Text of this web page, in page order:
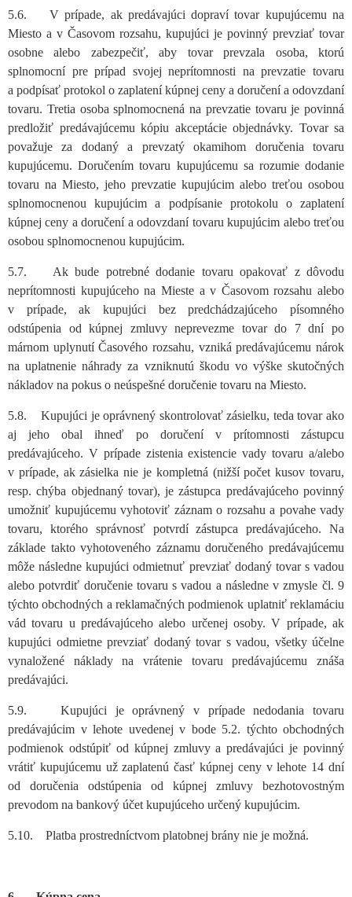
5.6. V prípade, ak predávajúci dopraví tovar kupujúcemu na
Miesto a v Časovom rozsahu, kupujúci je povinný prevziať tovar
osobne alebo zabezpečiť, aby tovar prevzala osoba, ktorú
splnomocní pre prípad svojej neprítomnosti na prevzatie tovaru
a podpísať protokol o zaplatení kúpnej ceny a doručení a odovzdaní
tovaru. Tretia osoba splnomocnená na prevzatie tovaru je povinná
predložiť predávajúcemu kópiu akceptácie objednávky. Tovar sa
považuje za dodaný a prevzatý okamihom doručenia tovaru
kupujúcemu. Doručením tovaru kupujúcemu sa rozumie dodanie
tovaru na Miesto, jeho prevzatie kupujúcim alebo treťou osobou
splnomocnenou kupujúcim a podpísanie protokolu o zaplatení
kúpnej ceny a doručení a odovzdaní tovaru kupujúcim alebo treťou
osobou splnomocnenou kupujúcim.
5.7. Ak bude potrebné dodanie tovaru opakovať z dôvodu
neprítomnosti kupujúceho na Mieste a v Časovom rozsahu alebo
v prípade, ak kupujúci bez predchádzajúceho písomného
odstúpenia od kúpnej zmluvy neprevezme tovar do 7 dní po
márnom uplynutí Časového rozsahu, vzniká predávajúcemu nárok
na uplatnenie náhrady za vzniknutú škodu vo výške skutočných
nákladov na pokus o neúspešné doručenie tovaru na Miesto.
5.8. Kupujúci je oprávnený skontrolovať zásielku, teda tovar ako
aj jeho obal ihneď po doručení v prítomnosti zástupcu
predávajúceho. V prípade zistenia existencie vady tovaru a/alebo
v prípade, ak zásielka nie je kompletná (nižší počet kusov tovaru,
resp. chýba objednaný tovar), je zástupca predávajúceho povinný
umožniť kupujúcemu vyhotoviť záznam o rozsahu a povahe vady
tovaru, ktorého správnosť potvrdí zástupca predávajúceho. Na
základe takto vyhotoveného záznamu doručeného predávajúcemu
môže následne kupujúci odmietnuť prevziať dodaný tovar s vadou
alebo potvrdiť doručenie tovaru s vadou a následne v zmysle čl. 9
týchto obchodných a reklamačných podmienok uplatniť reklamáciu
vád tovaru u predávajúceho alebo určenej osoby. V prípade, ak
kupujúci odmietne prevziať dodaný tovar s vadou, všetky účelne
vynaložené náklady na vrátenie tovaru predávajúcemu znáša
predávajúci.
5.9. Kupujúci je oprávnený v prípade nedodania tovaru
predávajúcim v lehote uvedenej v bode 5.2. týchto obchodných
podmienok odstúpiť od kúpnej zmluvy a predávajúci je povinný
vrátiť kupujúcemu už zaplatenú časť kúpnej ceny v lehote 14 dní
od doručenia odstúpenia od kúpnej zmluvy bezhotovostným
prevodom na bankový účet kupujúceho určený kupujúcim.
5.10. Platba prostredníctvom platobnej brány nie je možná.